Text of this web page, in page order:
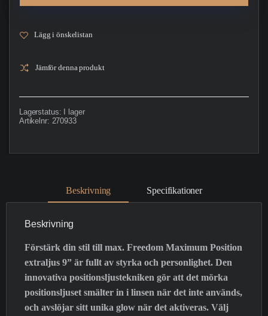
Lägg i önskelistan
Jämför denna produkt
Lagerstatus:
I lager
Artikelnr: 270933
Beskrivning Specifikationer
Beskrivning
Förstärk din stil till max. Freedom Maximum Position
extraljus 9” är fullt av styrka och personlighet. Den
innovativa positionsljustekniken gör att det mörka
positionsljuset smälter in i linsen när det inte används,
och avslöjar sitt unika glow när det aktiveras. Välj